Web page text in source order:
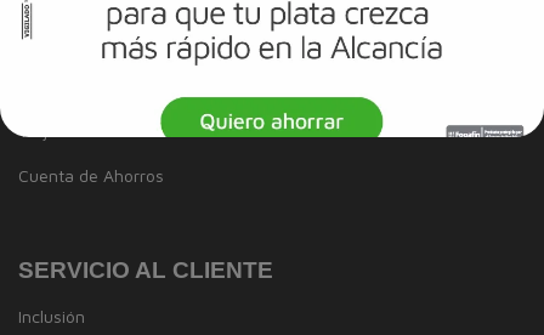
Términos y Condiciones
Tarjeta de Crédito
Cuenta de Ahorros
SERVICIO AL CLIENTE
Inclusión